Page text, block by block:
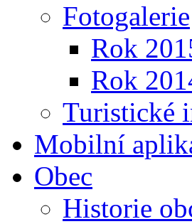
Fotogalerie
Rok
Rok
Turistické
Mobilní
Obec
Historie